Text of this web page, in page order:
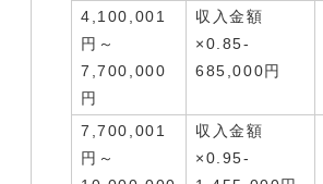
4,100,001
円～
7,700,000
円
収入金額
×0.85-
685,000円
7,700,001
円～
収入金額
×0.95-